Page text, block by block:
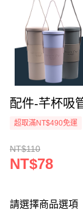
配件-芊杯吸
超取滿NT$490免運
NT$110
NT$78
請選擇商品選項